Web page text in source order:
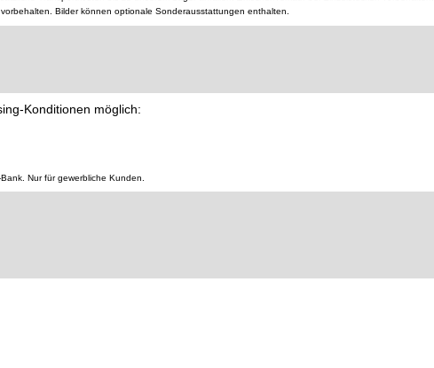
Bilder können optionale Sonderausstattungen enthalten.
Konditionen möglich:
Nur für gewerbliche Kunden.